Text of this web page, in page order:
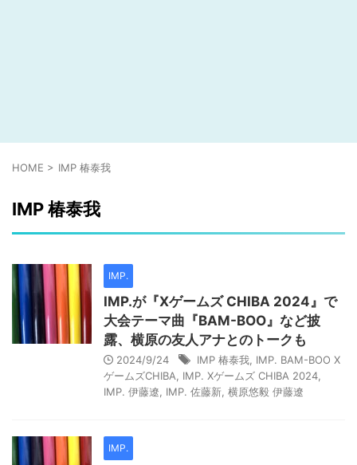
HOME > IMP 椿泰我
IMP 椿泰我
IMP.
IMP.が『Xゲームズ CHIBA 2024』で
大会テーマ曲『BAM-BOO』など披
露、横原の友人アナとのトークも
2024/9/24 IMP 椿泰我 IMP. BAM-BOO X
ゲームズCHIBA
IMP. Xゲームズ CHIBA 2024
IMP. 伊藤遼
IMP. 佐藤新 横原悠毅 伊藤遼
IMP.